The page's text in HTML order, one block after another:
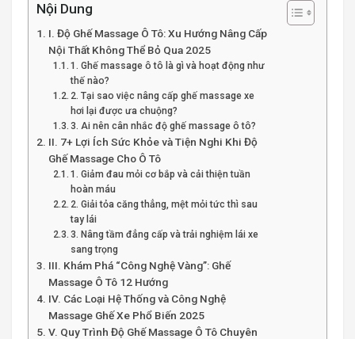
Nội Dung
I. Độ Ghế Massage Ô Tô: Xu Hướng Nâng Cấp
Nội Thất Không Thể Bỏ Qua 2025
1. Ghế massage ô tô là gì và hoạt động như
thế nào?
2. Tại sao việc nâng cấp ghế massage xe
hơi lại được ưa chuộng?
3. Ai nên cân nhắc độ ghế massage ô tô?
II. 7+ Lợi Ích Sức Khỏe và Tiện Nghi Khi Độ
Ghế Massage Cho Ô Tô
1. Giảm đau mỏi cơ bắp và cải thiện tuần
hoàn máu
2. Giải tỏa căng thẳng, mệt mỏi tức thì sau
tay lái
3. Nâng tầm đẳng cấp và trải nghiệm lái xe
sang trọng
III. Khám Phá “Công Nghệ Vàng”: Ghế
Massage Ô Tô 12 Hướng
IV. Các Loại Hệ Thống và Công Nghệ
Massage Ghế Xe Phổ Biến 2025
V. Quy Trình Độ Ghế Massage Ô Tô Chuyên